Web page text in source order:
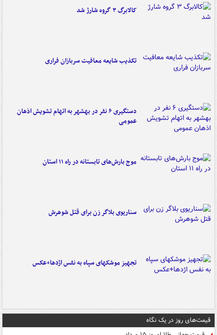
کالابرگ ۳ گروه شارژ شد
تکذیب شایعه معافیت سربازان فراری
دستگیری ۶ نفر در بهشهر به اتهام تشویش اذهان
عمومی
موج بارش‌های تابستانه در راه ۱۱ استان
سناریوی بلاگر زن برای قتل شوهرش
تجهیز موشکهای سپاه به نفس اژدها+عکس
قیمت‌های روز در یک نگاه